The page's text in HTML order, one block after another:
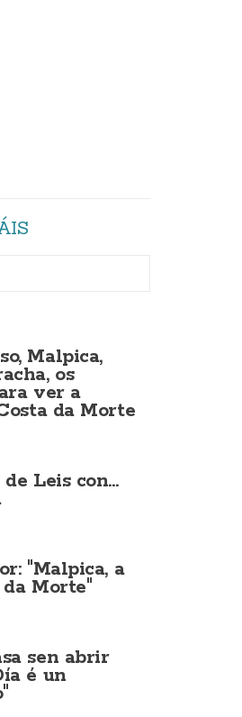
Malpica,
os
ver a
da Morte
Leis con...
"Malpica, a
Morte"
sen abrir
é un